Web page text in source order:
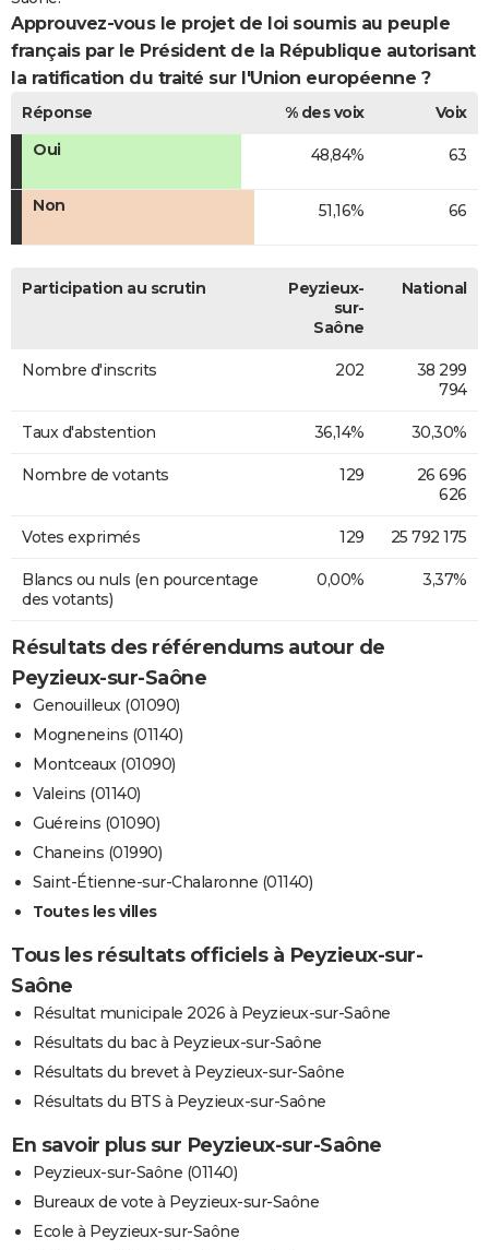
Approuvez-vous le projet de loi soumis au peuple
français par le Président de la République autorisant
la ratification du traité sur l'Union européenne ?
Réponse % des voix
Voix
Oui
48,84% 63
Non 51,16% 66
Participation au scrutin
Peyzieux-
sur-
Saône
National
Nombre d'inscrits 202
38 299
794
Taux d'abstention 36,14% 30,30%
Nombre de votants 129
26 696
626
Votes exprimés 129 25 792 175
Blancs ou nuls (en pourcentage
des votants)
0,00% 3,37%
Résultats des référendums autour de
Peyzieux-sur-Saône
Genouilleux (01090)
Mogneneins (01140)
Montceaux (01090)
Valeins (01140)
Guéreins (01090)
Chaneins (01990)
Saint-Étienne-sur-Chalaronne (01140)
Toutes les villes
Tous les résultats officiels à Peyzieux-sur-
Saône
Résultat municipale 2026 à Peyzieux-sur-Saône
Résultats du bac à Peyzieux-sur-Saône
Résultats du brevet à Peyzieux-sur-Saône
Résultats du BTS à Peyzieux-sur-Saône
En savoir plus sur Peyzieux-sur-Saône
Peyzieux-sur-Saône (01140)
Bureaux de vote à Peyzieux-sur-Saône
Ecole à Peyzieux-sur-Saône